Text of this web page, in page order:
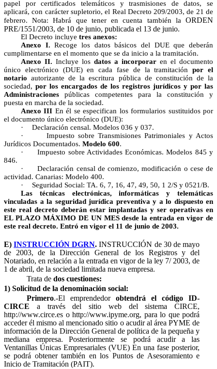
papel por certificados telemáticos y trasmisiones de datos, se
aplicará, con carácter supletorio, el Real Decreto 209/2003, de 21 de
febrero. Nota: Habrá que tener en cuenta también la ORDEN
PRE/1551/2003, de 10 de junio, publicada el 13 de junio.
El Decreto incluye tres anexos:
Anexo I.Recoge los datos básicos del DUE que deberán
cumplimentarse en el momento que se da inicio a la tramitación.
Anexo II. Incluye los datos a incorporar en el documento
único electrónico (DUE) en cada fase de la tramitaciónpor el
notario autorizante de la escritura pública de constitución de la
sociedad, por los encargados de los registros jurídicos y por las
Administraciones públicas competentes para la constitución y
puesta en marcha de la sociedad.
Anexo III En él se especifican los formularios sustituidos por
el documento único electrónico (DUE):
·
Declaración censal. Modelos 036 y 037.
·
Impuesto sobre Transmisiones Patrimoniales y Actos
Jurídicos Documentados. Modelo 600.
·
Impuesto sobre Actividades Económicas. Modelos 845 y
846.
·
Declaración censal de comienzo, modificación o cese de
actividad. Canarias: Modelo 400.
·
Seguridad Social: TA. 6, 7, 16, 47, 49, 50, 1 2/S y 0521/B.
Las técnicas electrónicas, informáticas y telemáticas
vinculadas a la seguridad jurídica preventiva y a lo dispuesto en
este real decreto deberán estar implantadas y ser operativas en
EL PLAZO MÁXIMO DE UN MES desde la entrada en vigor de
este real decreto. Entró en vigor el 11 de junio de 2003.
E)INSTRUCCIÓN DGRN.INSTRUCCIÓN de 30 de mayo
de 2003, de la Dirección General de los Registros y del
Notariado, en relación a la entrada en vigor de la ley 7/ 2003, de
1 de abril, de la sociedad limitada nueva empresa.
Trata dedos cuestiones:
1) Solicitud de la denominación social:
Primero.-El emprendedorobtendrá el código ID-
CIRCE a través del sitio web del sistema CIRCE,
http://www.circe.es o http://www.ipyme.org, para lo que podrá
acceder él mismo al mencionado sitio o acudir al área PYME de
información de la Dirección General de política de la pequeña y
mediana empresa. Posteriormente se podrá acudir a las
Ventanillas Únicas Empresariales (VUE) En una fase posterior,
se podrá obtener también en los Puntos de Asesoramiento e
Inicio de Tramitación (PAIT).